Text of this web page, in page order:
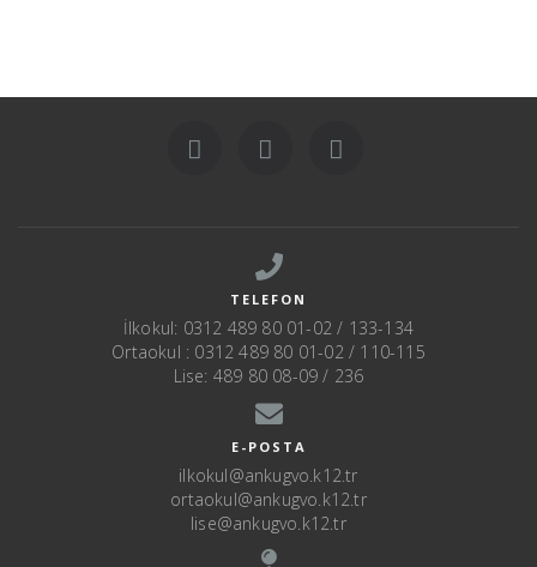
TELEFON
İlkokul: 0312 489 80 01-02 / 133-134
Ortaokul : 0312 489 80 01-02 / 110-115
Lise: 489 80 08-09 / 236
E-POSTA
ilkokul@ankugvo.k12.tr
ortaokul@ankugvo.k12.tr
lise@ankugvo.k12.tr